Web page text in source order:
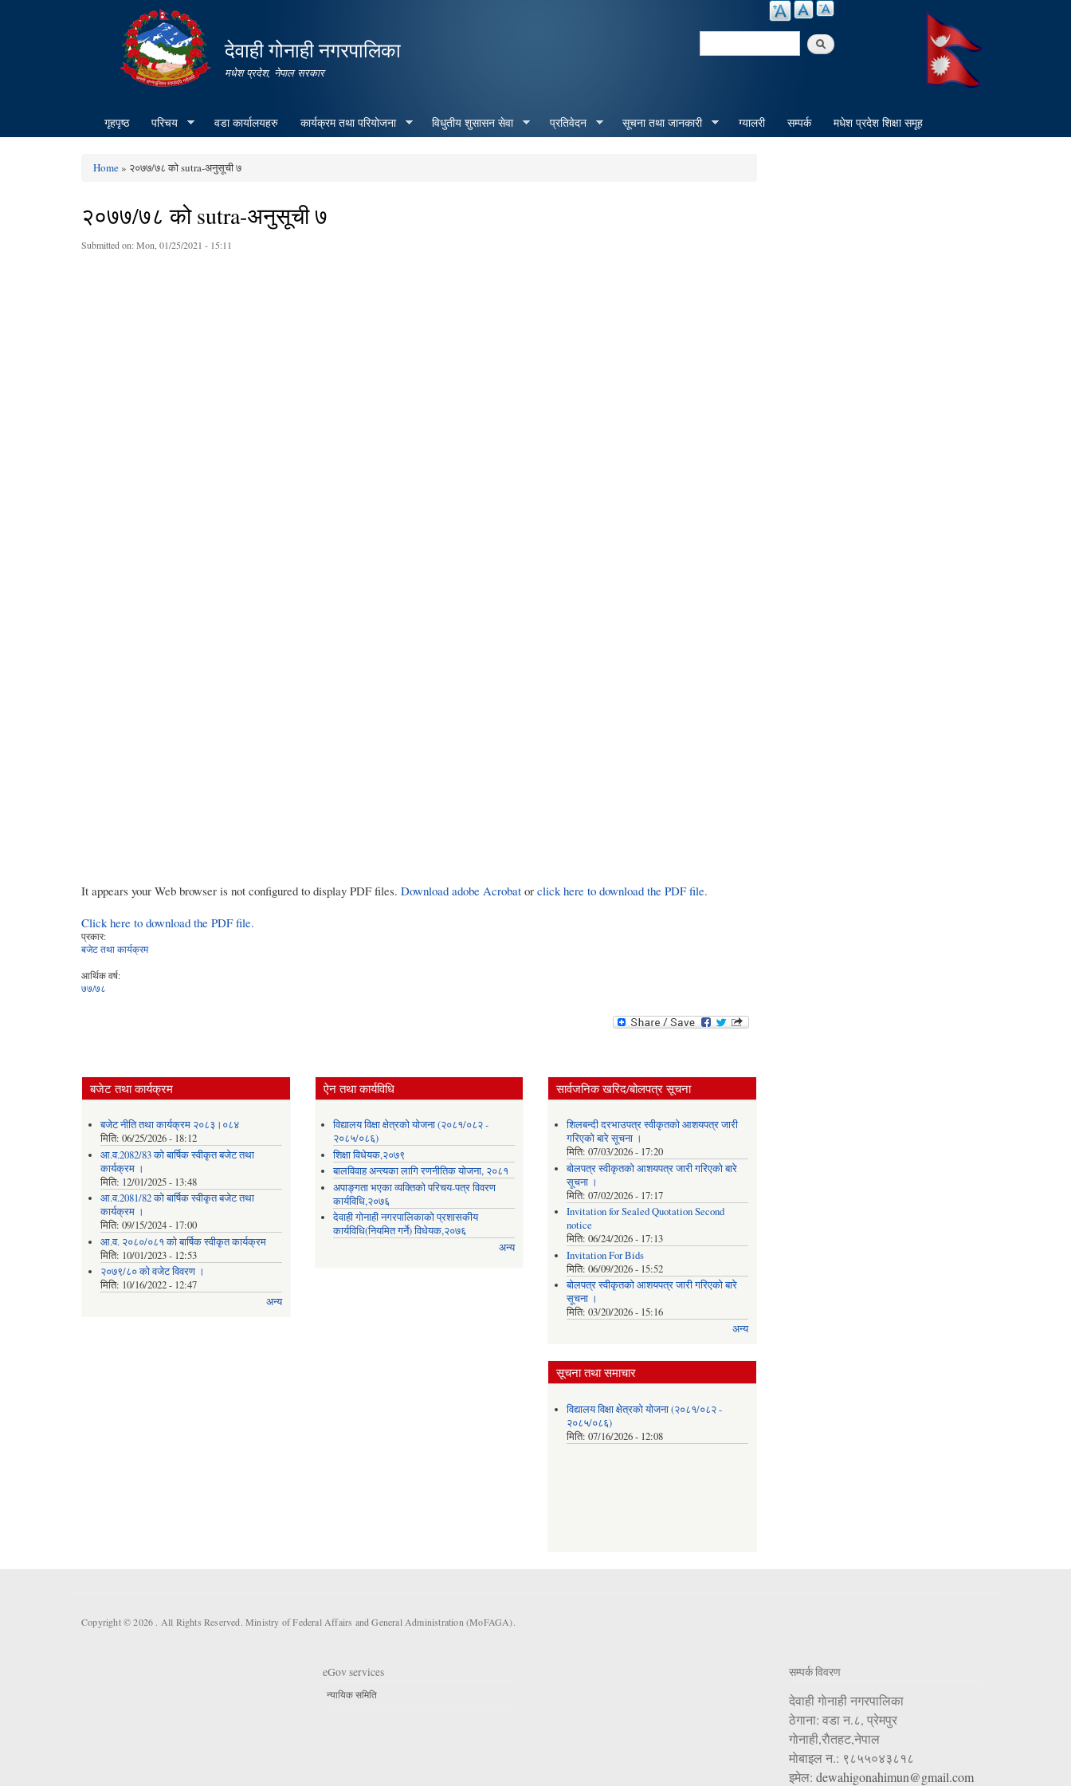
देवाही गोनाही नगरपालिका
मधेश प्रदेश, नेपाल सरकार
Search
गृहपृष्ठ परिचय वडा कार्यालयहरु कार्यक्रम तथा परियोजना विधुतीय शुसासन सेवा प्रतिवेदन सूचना तथा जानकारी ग्यालरी सम्पर्क मधेश प्रदेश शिक्षा समूह
Home» २०७७/७८ को sutra-अनुसूची ७
२०७७/७८ को sutra-अनुसूची ७
Submitted on:Mon, 01/25/2021 - 15:11
It appears your Web browser is not configured to display PDF files. Download adobe Acrobat or click here to download the PDF file.
Click here to download the PDF file.
प्रकार:
बजेट तथा कार्यक्रम
आर्थिक वर्ष:
७७/७८
बजेट तथा कार्यक्रम
बजेट नीति तथा कार्यक्रम २०८३।०८४
मिति: 06/25/2026 - 18:12
आ.व.2082/83 को बार्षिक स्वीकृत बजेट तथा
कार्यक्रम ।
मिति: 12/01/2025 - 13:48
आ.व.2081/82 को बार्षिक स्वीकृत बजेट तथा
कार्यक्रम ।
मिति: 09/15/2024 - 17:00
आ.व. २०८०/०८१ को बार्षिक स्वीकृत कार्यक्रम
मिति: 10/01/2023 - 12:53
२०७९/८० को वजेट विवरण ।
मिति: 10/16/2022 - 12:47
अन्य
ऐन तथा कार्यविधि
विद्यालय विक्षा क्षेत्रको योजना (२०८१/०८२ -
२०८५/०८६)
शिक्षा विधेयक,२०७९
बालविवाह अन्त्यका लागि रणनीतिक योजना, २०८१
अपाङ्गता भएका व्यक्तिको परिचय-पत्र विवरण
कार्यविधि,२०७६
देवाही गोनाही नगरपालिकाको प्रशासकीय
कार्यविधि(नियमित गर्ने) विधेयक,२०७६
अन्य
सार्वजनिक खरिद/बोलपत्र सूचना
शिलबन्दी दरभाउपत्र स्वीकृतको आशयपत्र जारी
गरिएको बारे सूचना ।
मिति: 07/03/2026 - 17:20
बोलपत्र स्वीकृतको आशयपत्र जारी गरिएको बारे
सूचना ।
मिति: 07/02/2026 - 17:17
Invitation for Sealed Quotation Second
notice
मिति: 06/24/2026 - 17:13
Invitation For Bids
मिति: 06/09/2026 - 15:52
बोलपत्र स्वीकृतको आशयपत्र जारी गरिएको बारे
सूचना ।
मिति: 03/20/2026 - 15:16
अन्य
सूचना तथा समाचार
विद्यालय विक्षा क्षेत्रको योजना (२०८१/०८२ -
२०८५/०८६)
मिति: 07/16/2026 - 12:08
Copyright © 2026 . All Rights Reserved. Ministry of Federal Affairs and General Administration (MoFAGA).
eGov services
न्यायिक समिति
सम्पर्क विवरण
देवाही गाेनाही नगरपालिका
ठेगाना: वडा न.८, प्रेमपुर
गाेनाही,राैतहट,नेपाल
माेबाइल न.: ९८५५०४३८१८
इमेल: dewahigonahimun@gmail.com